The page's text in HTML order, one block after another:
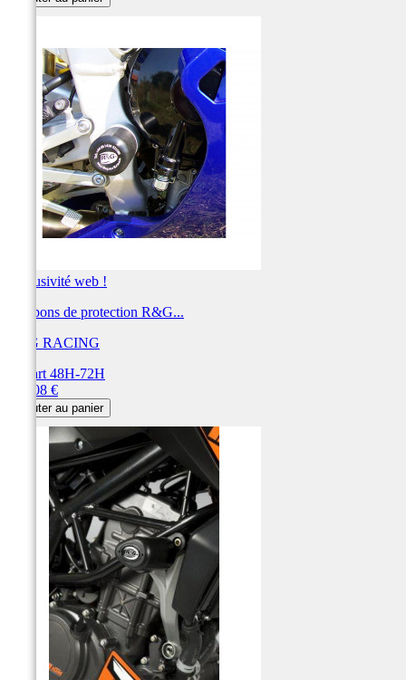
Exclusivité web !
Tampons de protection R&G...
R&G RACING
Départ 48H-72H
204,08 €
Ajouter au panier